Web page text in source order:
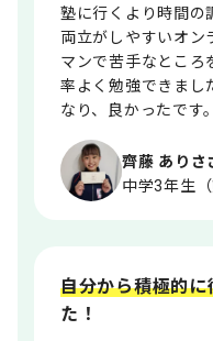
齊藤 ありさ
中学3年生（
塾に行くより時間の
両立がしやすいオン
マンで苦手なところ
率よく勉強できまし
なり、良かったです。
自分から積極的に
た！